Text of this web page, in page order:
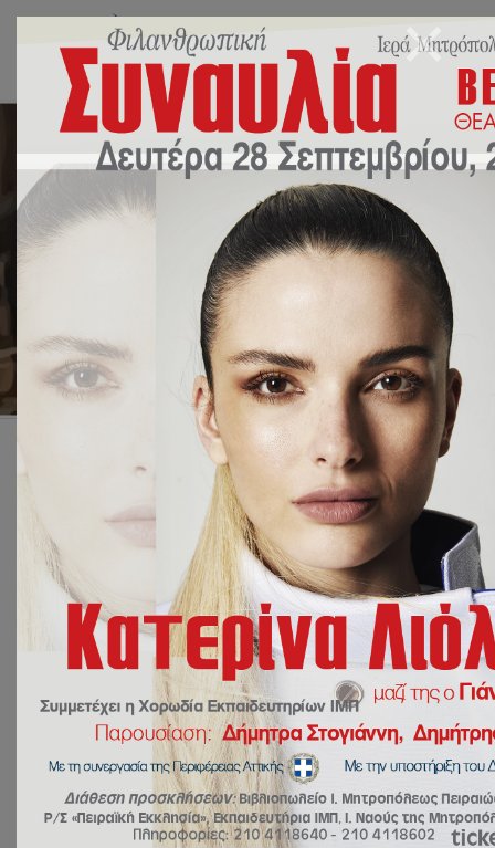
Μαθηματικός διαγωνισμός
Πυθαγόρας 2023
15 Δεκεμβρίου 2023 NEA,ΔΡΑΣΕΙΣ
by
Ευάγγελος Γιακουμόγλου
Αρχική ΔΡΑΣΕΙΣ Μαθηματικός διαγωνισμός Πυθαγόρας 2023
Συγχαρητήρια στους μαθητές των Εκπαιδευτηρίων
μας για τη διάκριση τους στο Μαθηματικό
Διαγωνισμό Πυθαγόρας 2023.Ακολουθούν